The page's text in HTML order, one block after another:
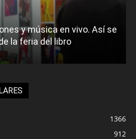
y música en vivo. Así se
la feria del libro
1366
912